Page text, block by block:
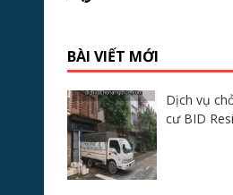
BÀI VIẾT MỚI
Dịch vụ
cư BID